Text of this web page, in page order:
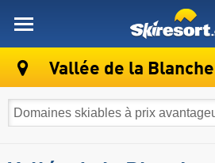
Vallée de la Blanche